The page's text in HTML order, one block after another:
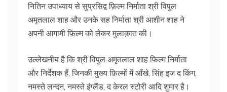
नितिन उपाध्याय से सुप्रसिद्व फ़िल्म निर्माता श्री विपुल
अमृतलाल शाह और उनके सह निर्माता श्री आशीन शाह ने
अपनी आगामी फ़िल्म को लेकर मुलाक़ात की।
उल्लेखनीय है कि श्री विपुल अमृतलाल शाह फिल्म निर्माता
और निर्देशक हैं, जिनकी मुख्य फ़िल्मों में आँखे, सिंह इज द किंग,
नमस्ते लन्दन, नमस्ते इंग्लैंड, द केरल स्टोरी आदि शुमार है।